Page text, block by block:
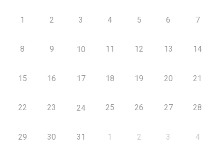
1 2 3 4 5 6 7
8 9 10 11 12 13 14
15 16 17 18 19 20 21
22 23 24 25 26 27 28
29 30 31 1 2 3 4